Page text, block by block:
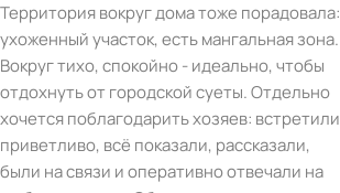
Территория вокруг дома тоже порадовала:
ухоженный участок, есть мангальная зона.
Вокруг тихо, спокойно - идеально, чтобы
отдохнуть от городской суеты. Отдельно
хочется поблагодарить хозяев: встретили
приветливо, всё показали, рассказали,
были на связи и оперативно отвечали на